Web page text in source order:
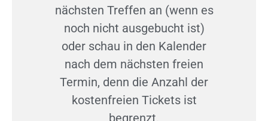
nächsten Treffen an (wenn es
noch nicht ausgebucht ist)
oder schau in den Kalender
nach dem nächsten freien
Termin, denn die Anzahl der
kostenfreien Tickets ist
begrenzt.